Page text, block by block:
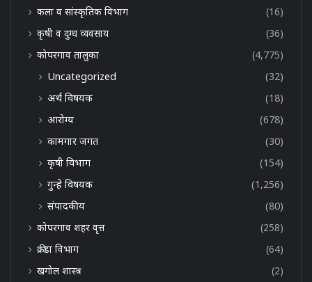
कला व सांस्कृतिक विभाग
(16)
कृषी व दुग्ध व्यवसाय
(36)
कोपरगाव तालुका
(4,775)
Uncategorized
(32)
अर्थ विषयक
(18)
आरोग्य
(678)
कामगार जगत
(30)
कृषी विभाग
(154)
गुन्हे विषयक
(1,256)
संपादकीय
(80)
कोपरगाव शहर वृत्त
(258)
क्रीडा विभाग
(64)
खगोल शास्त्र
(2)